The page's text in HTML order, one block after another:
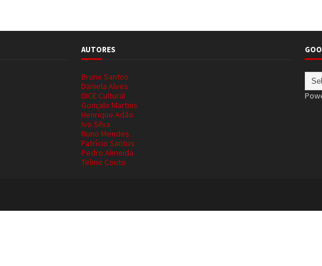
AUTORES
Bruno Santos
Daniela Alves
DICE Cultural
Gonçalo Martins
Henrique Adão
Ivo Silva
Nuno Mendes
Patrício Santos
Pedro Almeida
Telmo Couto